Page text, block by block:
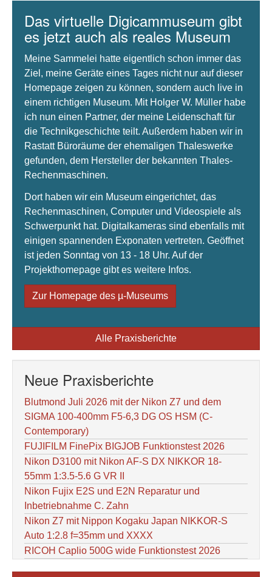
Das virtuelle Digicammuseum gibt
es jetzt auch als reales Museum
Meine Sammelei hatte eigentlich schon immer das
Ziel, meine Geräte eines Tages nicht nur auf dieser
Homepage zeigen zu können, sondern auch live in
einem richtigen Museum. Mit Holger W. Müller habe
ich nun einen Partner, der meine Leidenschaft für
die Technikgeschichte teilt. Außerdem haben wir in
Rastatt Büroräume der ehemaligen Thaleswerke
gefunden, dem Hersteller der bekannten Thales-
Rechenmaschinen.
Dort haben wir ein Museum eingerichtet, das
Rechenmaschinen, Computer und Videospiele als
Schwerpunkt hat. Digitalkameras sind ebenfalls mit
einigen spannenden Exponaten vertreten. Geöffnet
ist jeden Sonntag von 13 - 18 Uhr. Auf der
Projekthomepage gibt es weitere Infos.
Zur Homepage des µ-Museums
Alle Praxisberichte
Neue Praxisberichte
Blutmond Juli 2026 mit der Nikon Z7 und dem
SIGMA 100-400mm F5-6,3 DG OS HSM (C-
Contemporary)
FUJIFILM FinePix BIGJOB Funktionstest 2026
Nikon D3100 mit Nikon AF-S DX NIKKOR 18-
55mm 1:3.5-5.6 G VR II
Nikon Fujix E2S und E2N Reparatur und
Inbetriebnahme C. Zahn
Nikon Z7 mit Nippon Kogaku Japan NIKKOR-S
Auto 1:2.8 f=35mm und XXXX
RICOH Caplio 500G wide Funktionstest 2026